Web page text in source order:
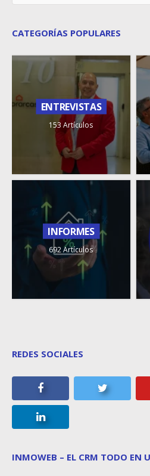
CATEGORÍAS POPULARES
ENTREVISTAS
153 Artículos
INFORMES
692 Artículos
REDES SOCIALES
INMOWEB – EL CRM TODO EN